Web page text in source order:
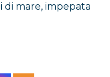
mare, impepata